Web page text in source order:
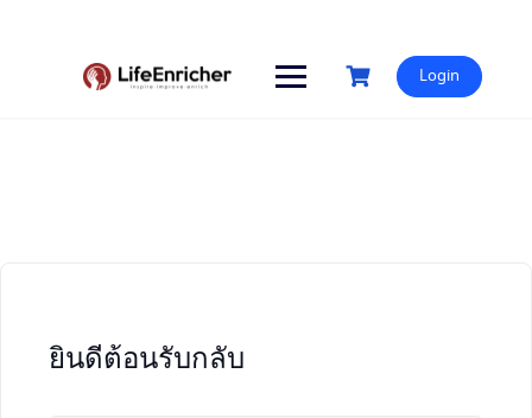
Login
ยินดีต้อนรับกลับ